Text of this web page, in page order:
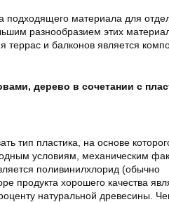
подходящего материала для
разнообразием этих
и балконов является
дерево в сочетании с
тип пластика, на основе
условиям, механическим
поливинилхлорид (обычно
хорошего качества
натуральной древесины.